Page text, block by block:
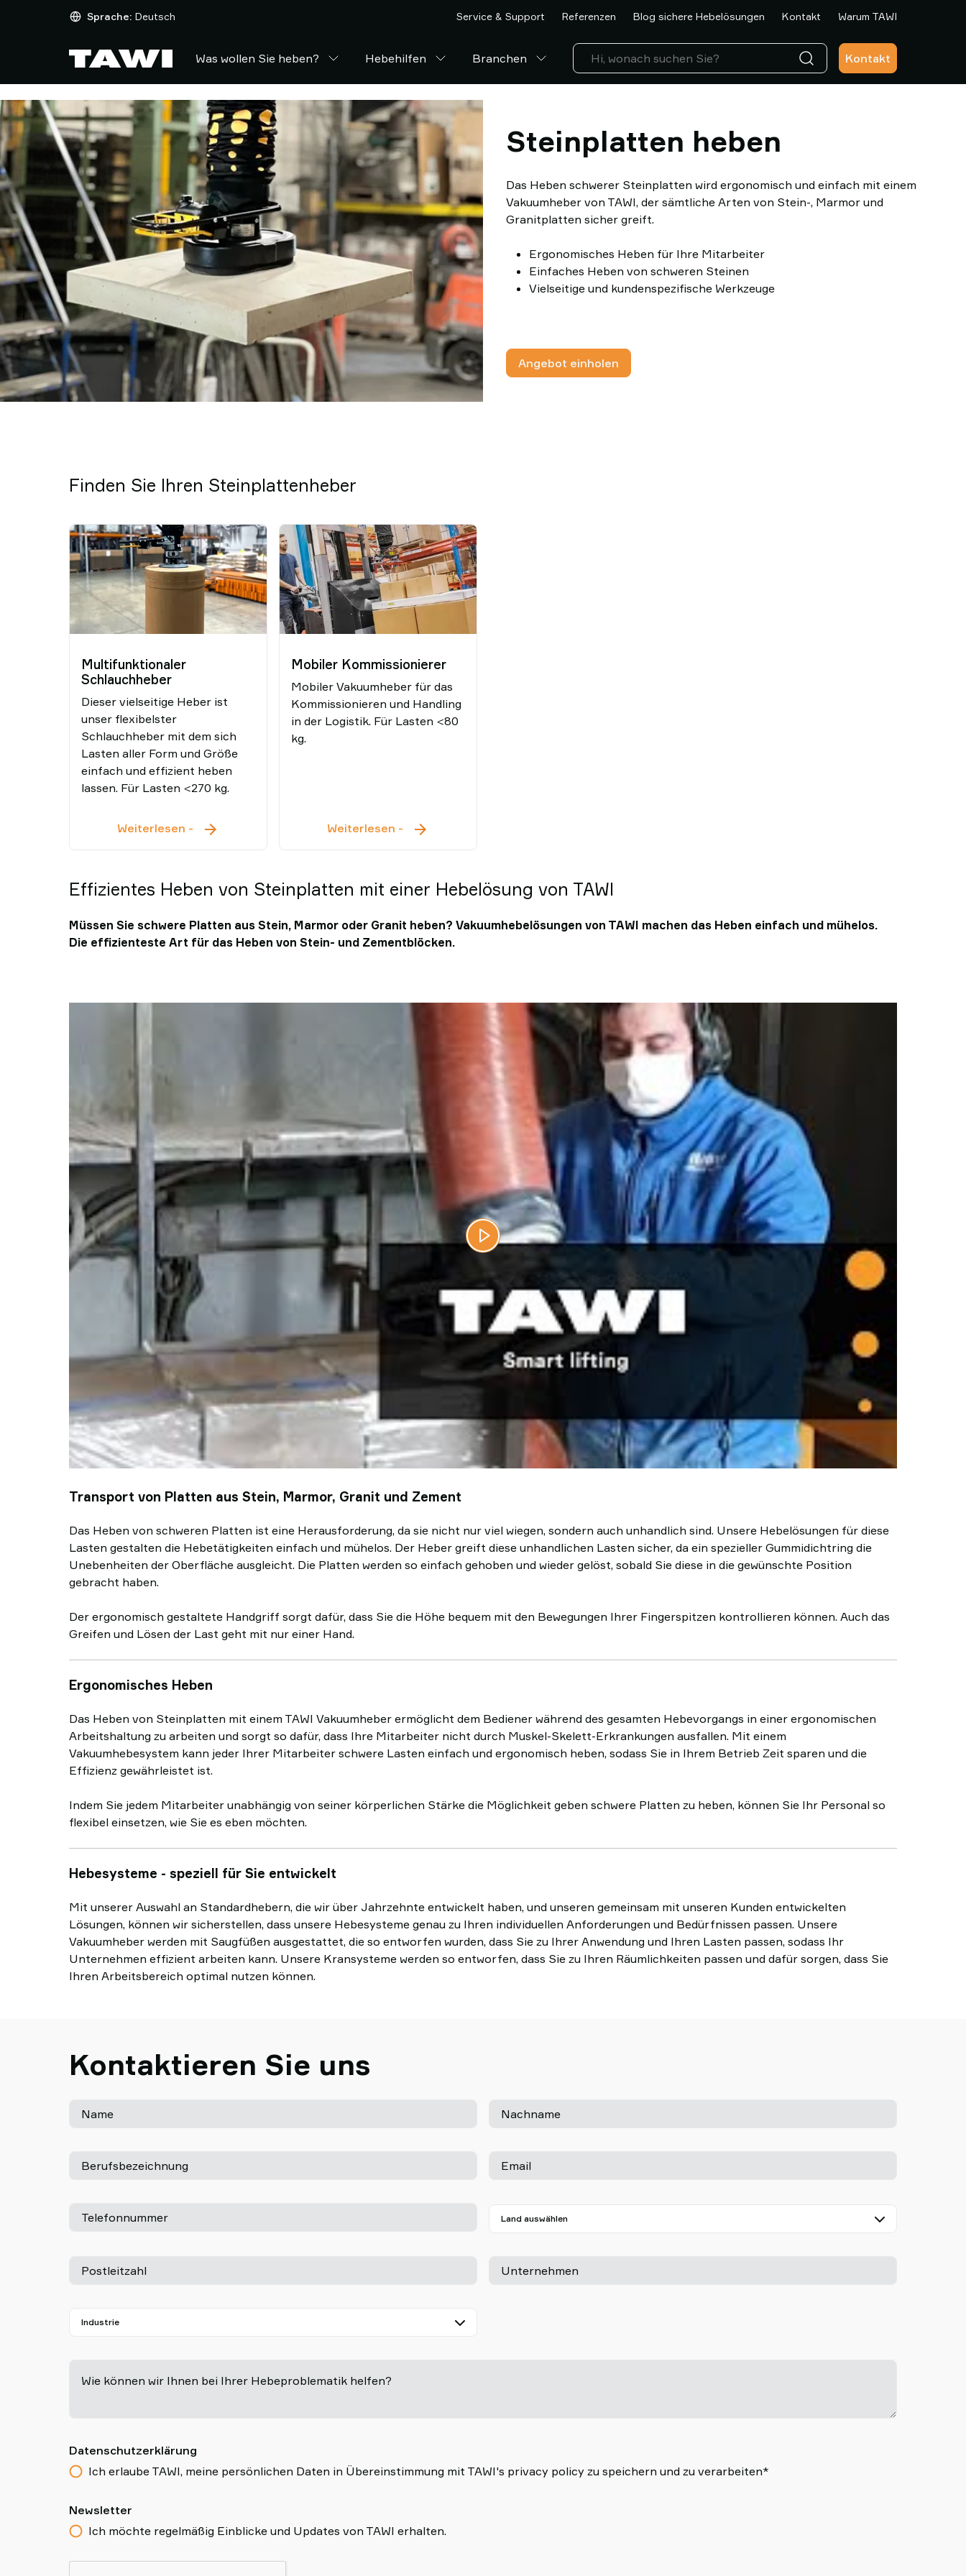
Sprache: Deutsch Service & Support Referenzen Blog sichere Hebelösungen Kontakt Warum TAWI
Was wollen Sie heben? Hebehilfen Branchen Kontakt
Steinplatten heben
Das Heben schwerer Steinplatten wird ergonomisch und einfach mit einem
Vakuumheber von TAWI, der sämtliche Arten von Stein-, Marmor und
Granitplatten sicher greift.
Ergonomisches Heben für Ihre Mitarbeiter
Einfaches Heben von schweren Steinen
Vielseitige und kundenspezifische Werkzeuge
Angebot einholen
Finden Sie Ihren Steinplattenheber
Multifunktionaler
Schlauchheber
Dieser vielseitige Heber ist
unser flexibelster
Schlauchheber mit dem sich
Lasten aller Form und Größe
einfach und effizient heben
lassen. Für Lasten <270 kg.
Weiterlesen -
Multifunktionaler
Mobiler Kommissionierer
Mobiler Vakuumheber für das
Kommissionieren und Handling
in der Logistik. Für Lasten <80
kg.
Weiterlesen -
Mobiler
Effizientes Heben von Steinplatten mit einer Hebelösung von TAWI
Müssen Sie schwere Platten aus Stein, Marmor oder Granit heben? Vakuumhebelösungen von TAWI machen das Heben einfach und mühelos.
Die effizienteste Art für das Heben von Stein- und Zementblöcken.
Transport von Platten aus Stein, Marmor, Granit und Zement
Das Heben von schweren Platten ist eine Herausforderung, da sie nicht nur viel wiegen, sondern auch unhandlich sind. Unsere Hebelösungen für diese
Lasten gestalten die Hebetätigkeiten einfach und mühelos. Der Heber greift diese unhandlichen Lasten sicher, da ein spezieller Gummidichtring die
Unebenheiten der Oberfläche ausgleicht. Die Platten werden so einfach gehoben und wieder gelöst, sobald Sie diese in die gewünschte Position
gebracht haben.
Der ergonomisch gestaltete Handgriff sorgt dafür, dass Sie die Höhe bequem mit den Bewegungen Ihrer Fingerspitzen kontrollieren können. Auch das
Greifen und Lösen der Last geht mit nur einer Hand.
Ergonomisches Heben
Das Heben von Steinplatten mit einem TAWI Vakuumheber ermöglicht dem Bediener während des gesamten Hebevorgangs in einer ergonomischen
Arbeitshaltung zu arbeiten und sorgt so dafür, dass Ihre Mitarbeiter nicht durch Muskel-Skelett-Erkrankungen ausfallen. Mit einem
Vakuumhebesystem kann jeder Ihrer Mitarbeiter schwere Lasten einfach und ergonomisch heben, sodass Sie in Ihrem Betrieb Zeit sparen und die
Effizienz gewährleistet ist.
Indem Sie jedem Mitarbeiter unabhängig von seiner körperlichen Stärke die Möglichkeit geben schwere Platten zu heben, können Sie Ihr Personal so
flexibel einsetzen, wie Sie es eben möchten.
Hebesysteme - speziell für Sie entwickelt
Mit unserer Auswahl an Standardhebern, die wir über Jahrzehnte entwickelt haben, und unseren gemeinsam mit unseren Kunden entwickelten
Lösungen, können wir sicherstellen, dass unsere Hebesysteme genau zu Ihren individuellen Anforderungen und Bedürfnissen passen. Unsere
Vakuumheber werden mit Saugfüßen ausgestattet, die so entworfen wurden, dass Sie zu Ihrer Anwendung und Ihren Lasten passen, sodass Ihr
Unternehmen effizient arbeiten kann. Unsere Kransysteme werden so entworfen, dass Sie zu Ihren Räumlichkeiten passen und dafür sorgen, dass Sie
Ihren Arbeitsbereich optimal nutzen können.
Kontaktieren Sie uns
Name Nachname
Berufsbezeichnung Email
Telefonnummer
Postleitzahl Unternehmen
Wie können wir Ihnen bei Ihrer Hebeproblematik helfen?
Datenschutzerklärung
Ich erlaube TAWI, meine persönlichen Daten in Übereinstimmung mit TAWI's privacy policy zu speichern und zu verarbeiten*
Newsletter
Ich möchte regelmäßig Einblicke und Updates von TAWI erhalten.
Service
&
Support
Referenzen
Blog
sichere
Hebelösungen
Kontakt
Warum
TAWI